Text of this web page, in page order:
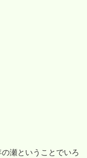
瀬ということでいろ